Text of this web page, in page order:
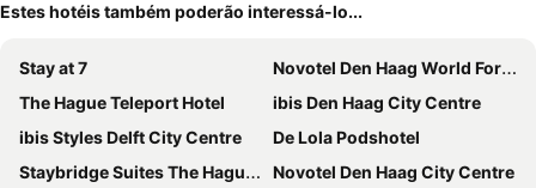
Estes hotéis também poderão interessá-lo...
Stay at 7
Novotel Den Haag World Forum
The Hague Teleport Hotel
ibis Den Haag City Centre
ibis Styles Delft City Centre
De Lola Podshotel
Staybridge Suites The Hague - Parliament By Ihg
Novotel Den Haag City Centre